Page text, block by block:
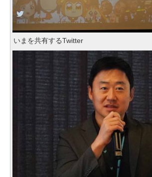
いまを共有するTwitter